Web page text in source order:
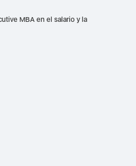
MBA en el salario y la